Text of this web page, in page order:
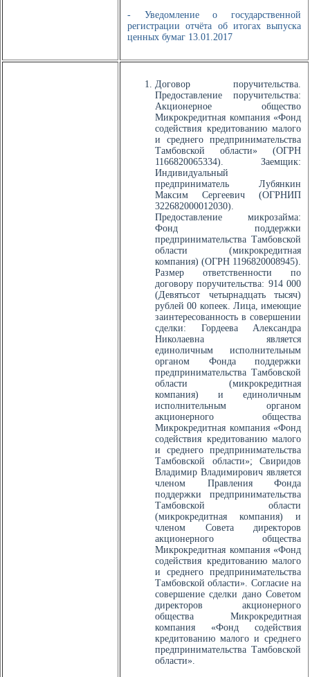
- Уведомление о государственной
регистрации отчёта об итогах выпуска
ценных бумаг 13.01.2017
Договор поручительства.
Предоставление поручительства:
Акционерное общество
Микрокредитная компания «Фонд
содействия кредитованию малого
и среднего предпринимательства
Тамбовской области» (ОГРН
1166820065334). Заемщик:
Индивидуальный
предприниматель Лубянкин
Максим Сергеевич (ОГРНИП
322682000012030).
Предоставление микрозайма:
Фонд поддержки
предпринимательства Тамбовской
области (микрокредитная
компания) (ОГРН 1196820008945).
Размер ответственности по
договору поручительства: 914 000
(Девятьсот четырнадцать тысяч)
рублей 00 копеек. Лица, имеющие
заинтересованность в совершении
сделки: Гордеева Александра
Николаевна является
единоличным исполнительным
органом Фонда поддержки
предпринимательства Тамбовской
области (микрокредитная
компания) и единоличным
исполнительным органом
акционерного общества
Микрокредитная компания «Фонд
содействия кредитованию малого
и среднего предпринимательства
Тамбовской области»; Свиридов
Владимир Владимирович является
членом Правления Фонда
поддержки предпринимательства
Тамбовской области
(микрокредитная компания) и
членом Совета директоров
акционерного общества
Микрокредитная компания «Фонд
содействия кредитованию малого
и среднего предпринимательства
Тамбовской области». Согласие на
совершение сделки дано Советом
директоров акционерного
общества Микрокредитная
компания «Фонд содействия
кредитованию малого и среднего
предпринимательства Тамбовской
области».